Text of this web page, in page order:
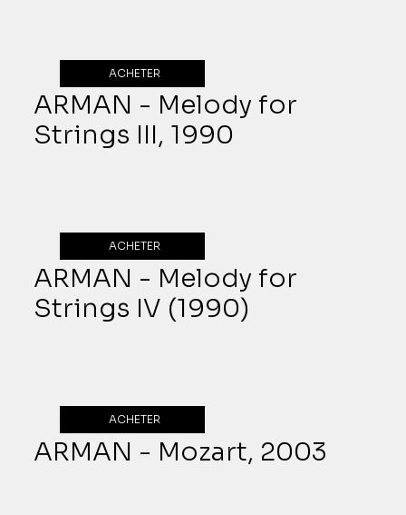
ARMAN - Melody for
Strings III, 1990
ACHETER
ARMAN - Melody for
Strings IV (1990)
ACHETER
ARMAN - Mozart, 2003
ACHETER